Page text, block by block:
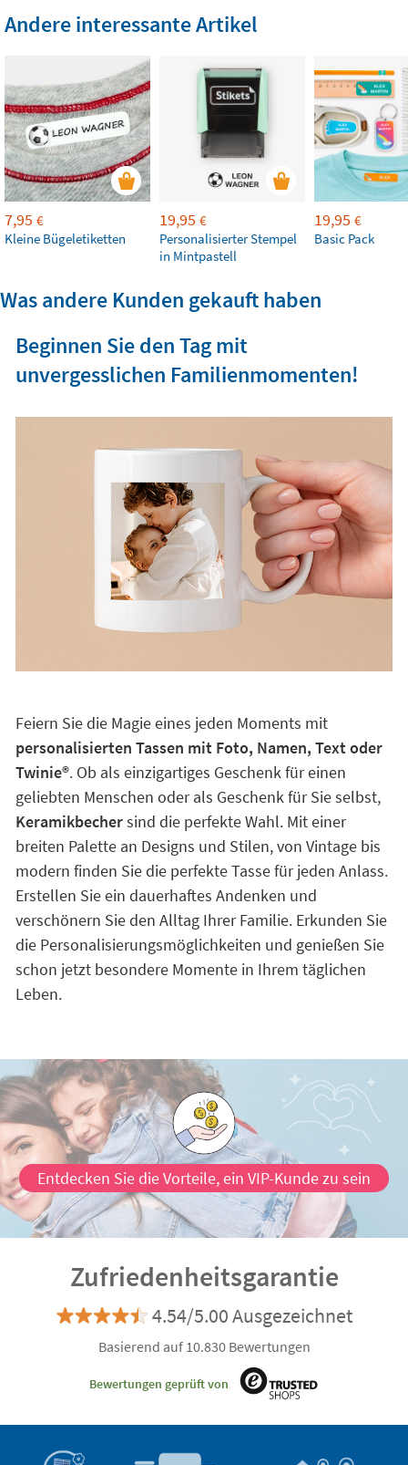
Andere interessante Artikel
7,95 €
Kleine Bügeletiketten
19,95 €
Personalisierter Stempel
in Mintpastell
19,95 €
Basic Pack
Was andere Kunden gekauft haben
Beginnen Sie den Tag mit
unvergesslichen Familienmomenten!
Feiern Sie die Magie eines jeden Moments mit
personalisierten Tassen mit Foto, Namen, Text oder
Twinie®️. Ob als einzigartiges Geschenk für einen
geliebten Menschen oder als Geschenk für Sie selbst,
Keramikbechersind die perfekte Wahl. Mit einer
breiten Palette an Designs und Stilen, von Vintage bis
modern finden Sie die perfekte Tasse für jeden Anlass.
Erstellen Sie ein dauerhaftes Andenken und
verschönern Sie den Alltag Ihrer Familie. Erkunden Sie
die Personalisierungsmöglichkeiten und genießen Sie
schon jetzt besondere Momente in Ihrem täglichen
Leben.
Entdecken Sie die Vorteile, ein VIP-Kunde zu sein
Zufriedenheitsgarantie
4.54/5.00 Ausgezeichnet
Basierend auf 10.830 Bewertungen
Bewertungen geprüft von